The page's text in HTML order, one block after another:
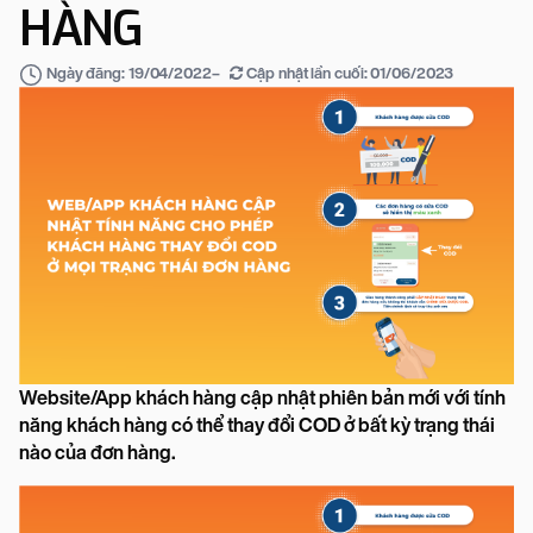
HÀNG
Ngày đăng: 19/04/2022– Cập nhật lần cuối:01/06/2023
Website/App khách hàng cập nhật phiên bản mới với tính
năng khách hàng có thể thay đổi COD ở bất kỳ trạng thái
nào của đơn hàng.